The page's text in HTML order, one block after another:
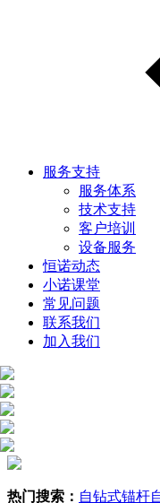
服务支持
服务体系
技术支持
客户培训
设备服务
恒诺动态
小诺课堂
常见问题
联系我们
加入我们
热门搜索： 自钻式锚杆